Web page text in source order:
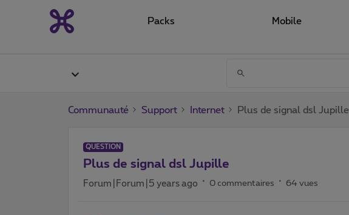
Packs Mobile
Communauté Support Internet Plus de signal dsl Jupille
QUESTION
Plus de signal dsl Jupille
Forum|Forum|5 years ago 0 commentaires 64 vues